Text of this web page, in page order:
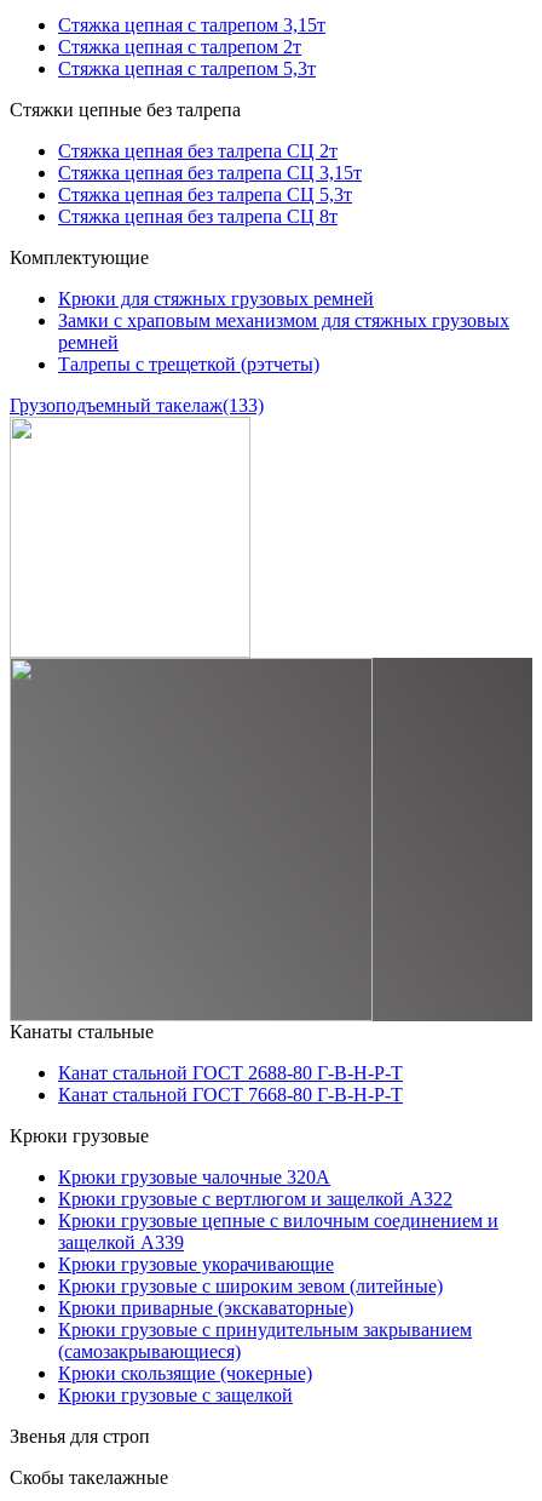
Стяжка цепная с талрепом 3,15т
Стяжка цепная с талрепом 2т
Стяжка цепная с талрепом 5,3т
Стяжки цепные без талрепа
Стяжка цепная без талрепа СЦ 2т
Стяжка цепная без талрепа СЦ 3,15т
Стяжка цепная без талрепа СЦ 5,3т
Стяжка цепная без талрепа СЦ 8т
Комплектующие
Крюки для стяжных грузовых ремней
Замки с храповым механизмом для стяжных грузовых
ремней
Талрепы с трещеткой (рэтчеты)
Грузоподъемный такелаж(133)
Канаты стальные
Канат стальной ГОСТ 2688-80 Г-В-Н-Р-Т
Канат стальной ГОСТ 7668-80 Г-В-Н-Р-Т
Крюки грузовые
Крюки грузовые чалочные 320А
Крюки грузовые с вертлюгом и защелкой А322
Крюки грузовые цепные с вилочным соединением и
защелкой А339
Крюки грузовые укорачивающие
Крюки грузовые с широким зевом (литейные)
Крюки приварные (экскаваторные)
Крюки грузовые с принудительным закрыванием
(самозакрывающиеся)
Крюки скользящие (чокерные)
Крюки грузовые с защелкой
Звенья для строп
Скобы такелажные